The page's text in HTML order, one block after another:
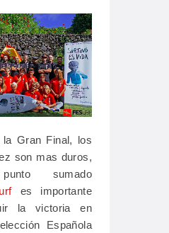
Gran Final, los
son mas duros,
sumado
es importante
la victoria en
Española